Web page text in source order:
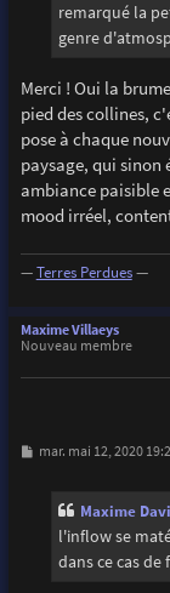
remarqué la
genre
Merci ! Oui la
pied des collines,
pose à chaque
paysage, qui
ambiance paisible
mood irréel,
—Terres Perdues—
Maxime Villaeys
Nouveau membre
M
mar. mai 12, 2020
Maxime
l'inflow se
dans ce cas